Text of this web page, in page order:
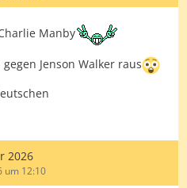
Manby
Jenson Walker raus
2026
um 12:10